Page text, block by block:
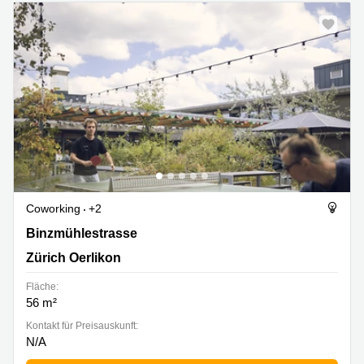
Coworking
+2
Binzmühlestrasse 170 D, Zürich Oerlikon
Binzmühlestrasse
Zürich Oerlikon
Fläche:
56 m²
Kontakt für Preisauskunft:
N/A